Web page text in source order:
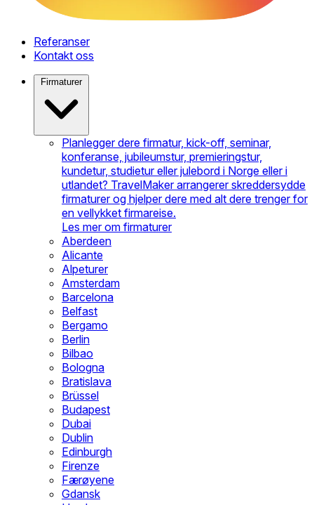
Referanser
Kontakt oss
Firmaturer
Planlegger dere firmatur, kick-off, seminar,
konferanse, jubileumstur, premieringstur,
kundetur, studietur eller julebord i Norge eller i
utlandet? TravelMaker arrangerer skreddersydde
firmaturer og hjelper dere med alt dere trenger for
en vellykket firmareise.
Les mer om firmaturer
Aberdeen
Alicante
Alpeturer
Amsterdam
Barcelona
Belfast
Bergamo
Berlin
Bilbao
Bologna
Bratislava
Brüssel
Budapest
Dubai
Dublin
Edinburgh
Firenze
Færøyene
Gdansk